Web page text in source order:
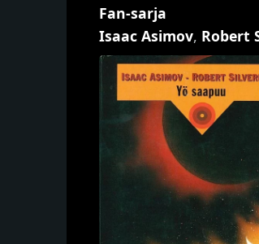
Fan-sarja
Isaac Asimov, Robert